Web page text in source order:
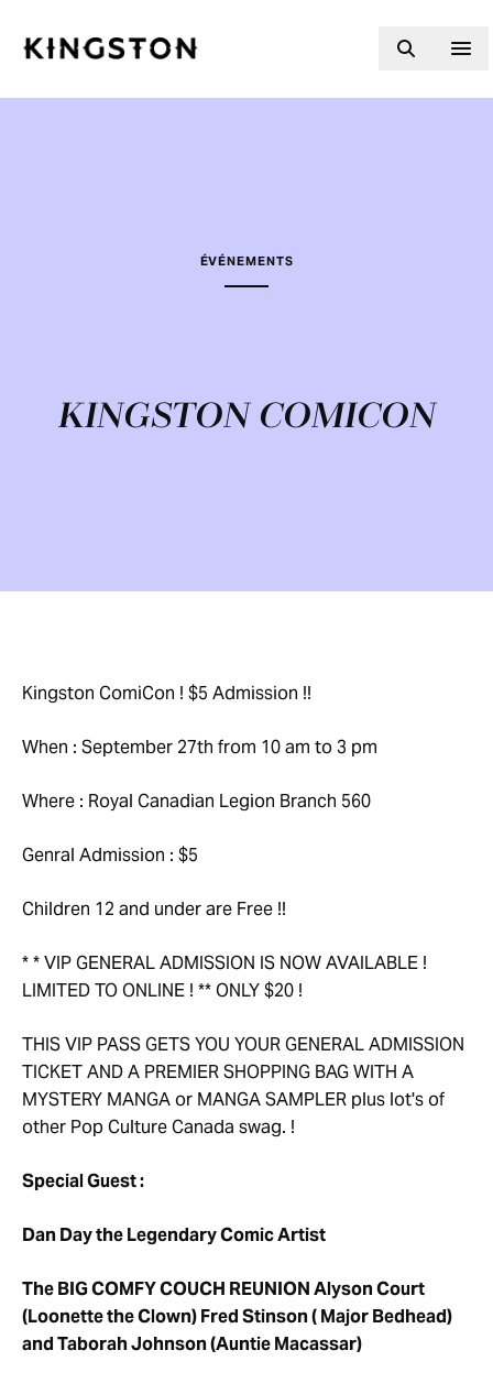
ÉVÉNEMENTS
KINGSTON COMICON
Kingston ComiCon ! $5 Admission !!
When : September 27th from 10 am to 3 pm
Where : Royal Canadian Legion Branch 560
Genral Admission : $5
Children 12 and under are Free !!
* * VIP GENERAL ADMISSION IS NOW AVAILABLE !
LIMITED TO ONLINE ! ** ONLY $20 !
THIS VIP PASS GETS YOU YOUR GENERAL ADMISSION
TICKET AND A PREMIER SHOPPING BAG WITH A
MYSTERY MANGA or MANGA SAMPLER plus lot's of
other Pop Culture Canada swag. !
Special Guest :
Dan Day the Legendary Comic Artist
The BIG COMFY COUCH REUNION Alyson Court
(Loonette the Clown) Fred Stinson ( Major Bedhead)
and Taborah Johnson (Auntie Macassar)